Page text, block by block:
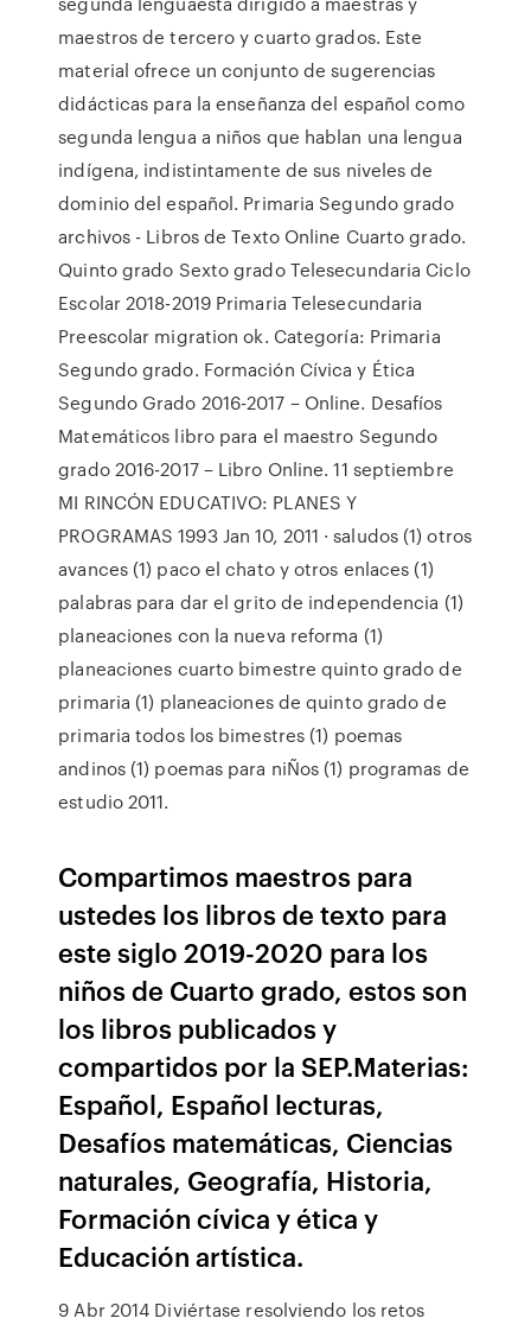
maestros de tercero y cuarto grados. Este
material ofrece un conjunto de sugerencias
didácticas para la enseñanza del español como
segunda lengua a niños que hablan una lengua
indígena, indistintamente de sus niveles de
dominio del español. Primaria Segundo grado
archivos - Libros de Texto Online Cuarto grado.
Quinto grado Sexto grado Telesecundaria Ciclo
Escolar 2018-2019 Primaria Telesecundaria
Preescolar migration ok. Categoría: Primaria
Segundo grado. Formación Cívica y Ética
Segundo Grado 2016-2017 – Online. Desafíos
Matemáticos libro para el maestro Segundo
grado 2016-2017 – Libro Online. 11 septiembre
MI RINCÓN EDUCATIVO: PLANES Y
PROGRAMAS 1993 Jan 10, 2011 · saludos (1) otros
avances (1) paco el chato y otros enlaces (1)
palabras para dar el grito de independencia (1)
planeaciones con la nueva reforma (1)
planeaciones cuarto bimestre quinto grado de
primaria (1) planeaciones de quinto grado de
primaria todos los bimestres (1) poemas
andinos (1) poemas para niÑos (1) programas de
estudio 2011.
Compartimos maestros para
ustedes los libros de texto para
este siglo 2019-2020 para los
niños de Cuarto grado, estos son
los libros publicados y
compartidos por la SEP.Materias:
Español, Español lecturas,
Desafíos matemáticas, Ciencias
naturales, Geografía, Historia,
Formación cívica y ética y
Educación artística.
9 Abr 2014 Diviértase resolviendo los retos